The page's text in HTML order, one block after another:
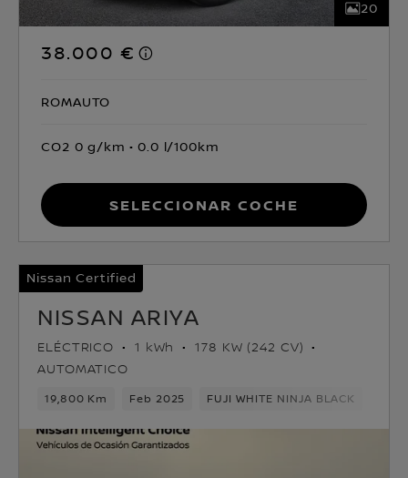
20
38.000 €
ROMAUTO
CO2 0 g/km 0.0 l/100km
Seleccionar coche
Nissan Certified
NISSAN ARIYA
ELÉCTRICO 1 kWh
178 KW (242 CV)
AUTOMATICO
19,800 Km Feb 2025 FUJI WHITE NINJA BLACK